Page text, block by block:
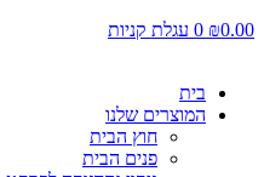
₪0.00
0 עגלת קניות
בית
המוצרים שלנו
חוץ הבית
פנים הבית